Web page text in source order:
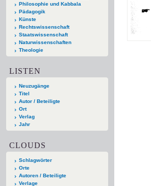
Philosophie und Kabbala
Pädagogik
Künste
Rechtswissenschaft
Staatswissenschaft
Naturwissenschaften
Theologie
LISTEN
Neuzugänge
Titel
Autor / Beteiligte
Ort
Verlag
Jahr
CLOUDS
Schlagwörter
Orte
Autoren / Beteiligte
Verlage